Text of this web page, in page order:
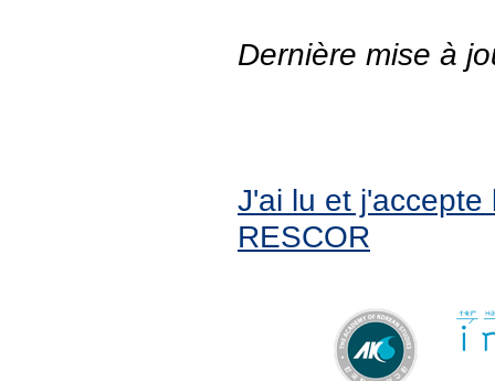
Dernière mise à
J'ai lu et
RESCOR